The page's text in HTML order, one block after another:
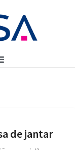
de jantar